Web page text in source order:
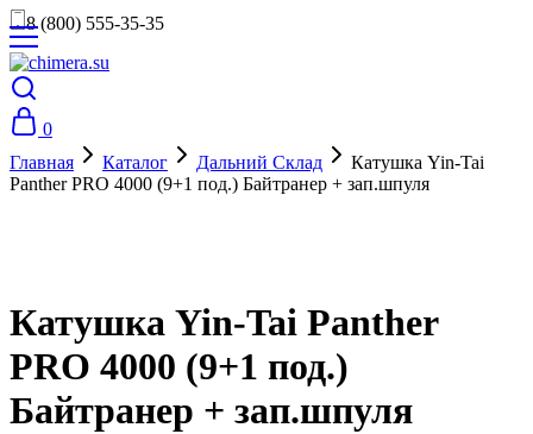
8 (800) 555-35-35
0
Главная
Каталог Дальний Склад
Катушка Yin-Tai
Panther PRO 4000 (9+1 под.) Байтранер + зап.шпуля
Катушка Yin-Tai Panther
PRO 4000 (9+1 под.)
Байтранер + зап.шпуля